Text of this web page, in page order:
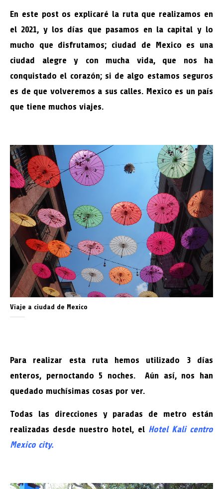
En este post os explicaré la ruta que realizamos en
el 2021, y los días que pasamos en la capital y lo
mucho que disfrutamos; ciudad de Mexico es una
ciudad alegre y con mucha vida, que nos ha
conquistado el corazón; si de algo estamos seguros
es de que volveremos a sus calles. Mexico es un país
que tiene muchos viajes.
Viaje a ciudad de Mexico
Para realizar esta ruta hemos utilizado 3 días
enteros, pernoctando 5 noches. Aún así, nos han
quedado muchísimas cosas por ver.
Todas las direcciones y paradas de metro están
realizadas desde nuestro hotel, el Hotel Kali centro
Mexico city.